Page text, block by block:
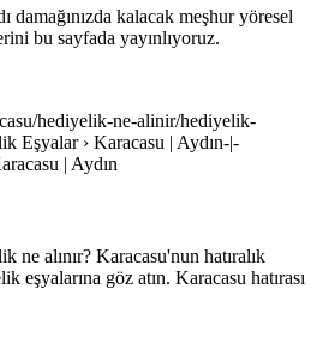
damağınızda kalacak meşhur yöresel
bu sayfada yayınlıyoruz.
hediyelik-ne-alinir/hediyelik-
Eşyalar › Karacasu | Aydın-|-
| Aydın
ne alınır? Karacasu'nun hatıralık
eşyalarına göz atın. Karacasu hatırası